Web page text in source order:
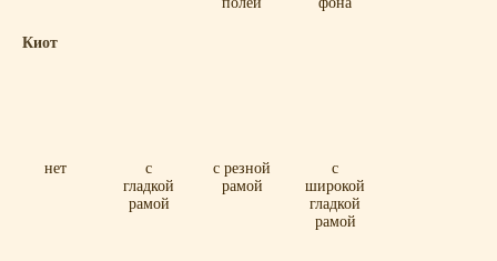
Киот
нет
с
гладкой
рамой
с резной
рамой
с
широкой
гладкой
рамой